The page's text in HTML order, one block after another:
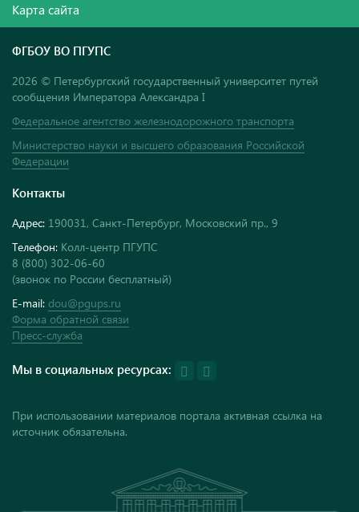
Карта сайта
ФГБОУ ВО ПГУПС
2026 © Петербургский государственный университет путей
сообщения Императора Александра I
Федеральное агентство железнодорожного транспорта
Министерство науки и высшего образования Российской
Федерации
Контакты
Адрес: 190031, Санкт-Петербург, Московский пр., 9
Телефон: Колл-центр ПГУПС
8 (800) 302-06-60
(звонок по России бесплатный)
E-mail: dou@pgups.ru
Форма обратной связи
Пресс-служба
Мы в социальных ресурсах:
При использовании материалов портала активная ссылка на
источник обязательна.